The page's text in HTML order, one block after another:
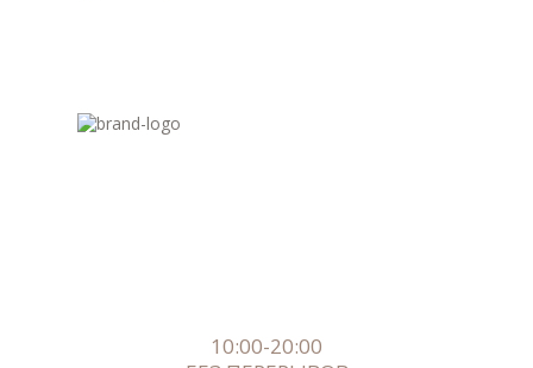
10:00-20:00